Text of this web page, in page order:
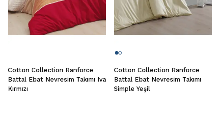
Cotton Collection Ranforce
Battal Ebat Nevresim Takımı Iva
Kırmızı
Cotton Collection Ranforce
Battal Ebat Nevresim Takımı
Simple Yeşil